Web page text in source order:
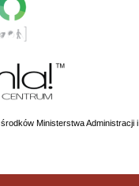
Ministerstwa Administracji i